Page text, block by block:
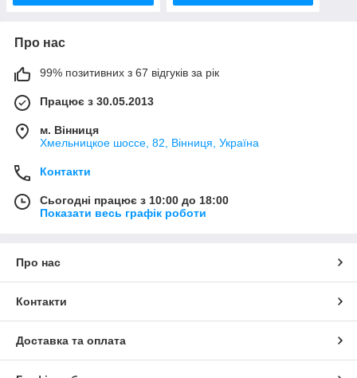
Про нас
99% позитивних з 67 відгуків за рік
Працює з 30.05.2013
м. Вінниця
Хмельницкое шоссе, 82, Вінниця, Україна
Контакти
Сьогодні працює з 10:00 до 18:00
Показати весь графік роботи
Про нас
Контакти
Доставка та оплата